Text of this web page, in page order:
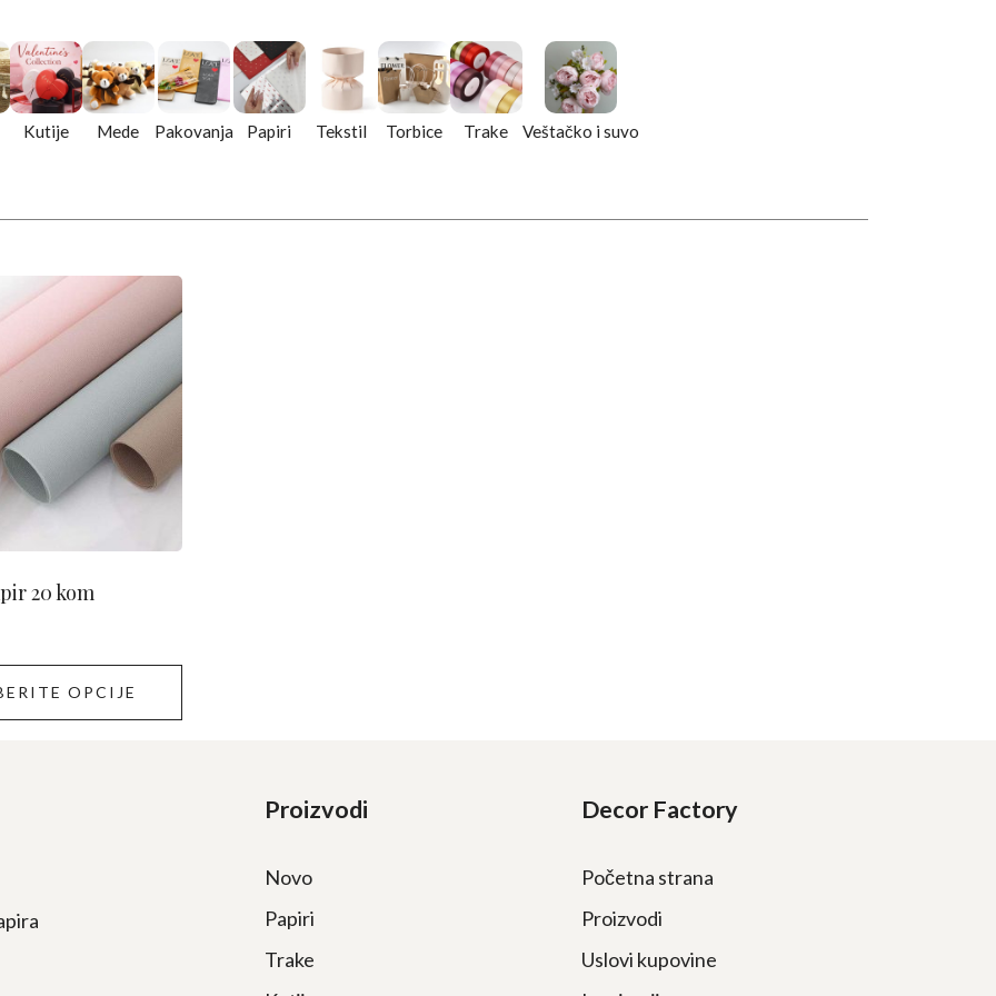
Kutije Mede Pakovanja Papiri Tekstil Torbice Trake Veštačko i suvo
20 kom
OPCIJE
Proizvodi
Novo
Papiri
Trake
Decor Factory
Početna strana
Proizvodi
Uslovi kupovine